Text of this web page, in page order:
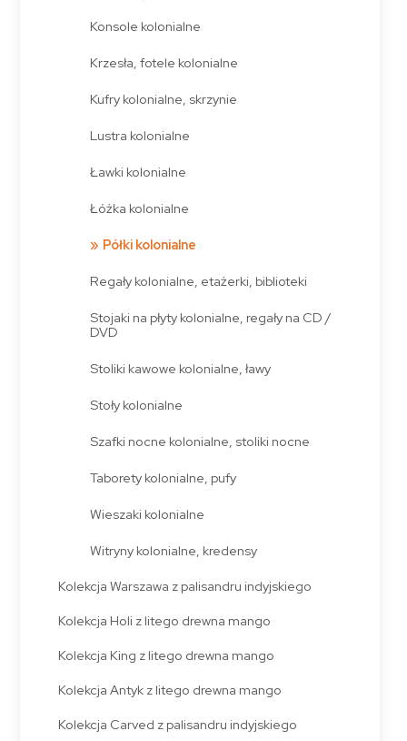
Konsole kolonialne
Krzesła, fotele kolonialne
Kufry kolonialne, skrzynie
Lustra kolonialne
Ławki kolonialne
Łóżka kolonialne
Półki kolonialne
Regały kolonialne, etażerki, biblioteki
Stojaki na płyty kolonialne, regały na CD /
DVD
Stoliki kawowe kolonialne, ławy
Stoły kolonialne
Szafki nocne kolonialne, stoliki nocne
Taborety kolonialne, pufy
Wieszaki kolonialne
Witryny kolonialne, kredensy
Kolekcja Warszawa z palisandru indyjskiego
Kolekcja Holi z litego drewna mango
Kolekcja King z litego drewna mango
Kolekcja Antyk z litego drewna mango
Kolekcja Carved z palisandru indyjskiego